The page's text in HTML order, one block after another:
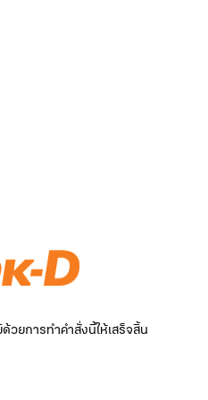
ยการทำคำสั่งนี้ให้เสร็จสิ้น